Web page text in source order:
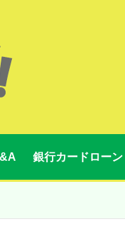
銀行カードローン